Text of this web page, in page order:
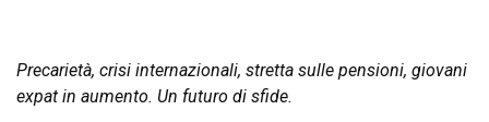
Precarietà, crisi internazionali, stretta sulle pensioni, giovani
expat in aumento. Un futuro di sfide.